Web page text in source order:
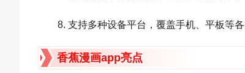
8. 支持多种设备平台，覆盖手机、平板等各
香蕉漫画app亮点